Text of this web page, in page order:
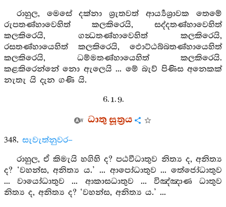
රාහුල, මෙසේ දක්නා ශ්‍රැතවත් ආර්‍ය්‍යශ්‍රාවක තෙමේ
රුපතණ්හාවෙහිත් කලකිරෙයි, සද්දතණ්හාවෙහිත්
කලකිරෙයි, ගන්‍ධතණ්හාවෙහිත් කලකිරෙයි,
රසතණ්හායෙහිත් කලකිරෙයි, ඵොට්ඨබ්බතණ්හායෙහිත්
කලකිරෙයි, ධම්මතණ්හායෙහිත් කලකිරෙයි.
කළකිරෙන්නේ නො ඇලෙයි ... මේ බැව් පිණිස අනෙකක්
නැතැ යි දැන ගණි යි.
6. 1. 9.
ධාතු සූත්‍රය
348. සැවැත්නුවර–
රාහුල, ඒ කිමැයි හගිහි ද? පඨවීධාතුව නිත්‍ය ද, අනිත්‍ය
ද? ‘වහන්ස, අනිත්‍ය ය.’ ... ආපෝධාතුව ... තේජෝධාතුව
... වායෝධාතුව ... ආකාසධාතුව ... විඤ්ඤාණ ධාතුව
නිත්‍ය ද, අනිත්‍ය ද? ‘වහන්ස, අනිත්‍ය ය.’ ...